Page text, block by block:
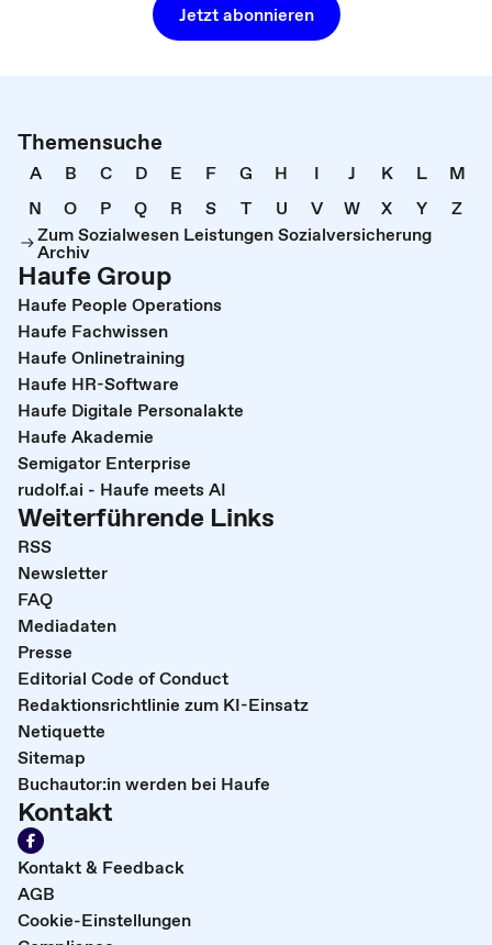
Jetzt abonnieren
Themensuche
A B C D E F G H I J K L
M
N
O P Q R S T U V W X Y
Z
Zum Sozialwesen Leistungen Sozialversicherung
Archiv
Haufe Group
Haufe People Operations
Haufe Fachwissen
Haufe Onlinetraining
Haufe HR-Software
Haufe Digitale Personalakte
Haufe Akademie
Semigator Enterprise
rudolf.ai - Haufe meets AI
Weiterführende Links
RSS
Newsletter
FAQ
Mediadaten
Presse
Editorial Code of Conduct
Redaktionsrichtlinie zum KI-Einsatz
Netiquette
Sitemap
Buchautor:in werden bei Haufe
Kontakt
Kontakt & Feedback
AGB
Cookie-Einstellungen